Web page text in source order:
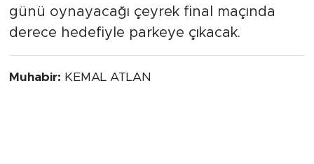
günü oynayacağı çeyrek final maçında
derece hedefiyle parkeye çıkacak.
Muhabir: KEMAL ATLAN